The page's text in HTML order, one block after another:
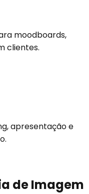
moodboards,
clientes.
apresentação e
de Imagem